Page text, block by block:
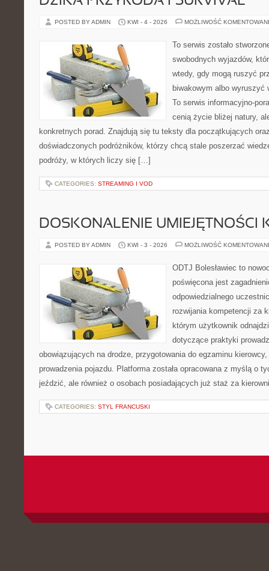
POSTED BY ADMIN KWI - 4 - 2026 MOŻLIWOŚĆ
To serwis zostało
swobodnych wyjazdów,
wtedy, gdy mogą ruszyć
biwakowym albo wyruszyć
To serwis informacyjno-
cenią życie bliżej natury,
konkretnych porad. Znajdują się tu teksty dla początkujących
doświadczonych podróżników, którzy chcą stale poszerzać
podróży, w których liczy się […]
CATEGORIES: STREAMING I VOD
DOSKONALENIE UMIEJĘTNOŚCI
POSTED BY ADMIN KWI - 3 - 2026 MOŻLIWOŚĆ
ODTJ Bolesławiec to
poświęcona jest
odpowiedzialnego
rozwijania kompetencji za
którym użytkownik
dotyczące praktyki
obowiązujących na drodze, przygotowania do egzaminu
prowadzenia pojazdu. Platforma została opracowana z myślą o
jeździć, ale również o osobach posiadających już staż za
CATEGORIES: STYL FRANCUSKI